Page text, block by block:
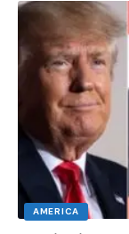
AMERICA